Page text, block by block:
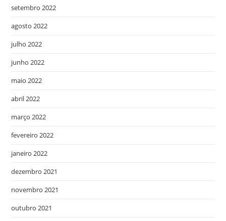
setembro 2022
agosto 2022
julho 2022
junho 2022
maio 2022
abril 2022
março 2022
fevereiro 2022
janeiro 2022
dezembro 2021
novembro 2021
outubro 2021